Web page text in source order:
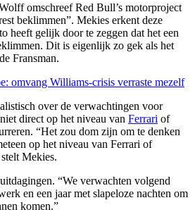
omschreef Red Bull’s motorproject
beklimmen”. Mekies erkent deze
heeft gelijk door te zeggen dat het een
Dit is eigenlijk zo gek als het
Fransman.
omvang Williams-crisis verraste mezelf
over de verwachtingen voor
direct op het niveau van Ferrari of
“Het zou dom zijn om te denken
op het niveau van Ferrari of
Mekies.
“We verwachten volgend
en een jaar met slapeloze nachten om
komen.”